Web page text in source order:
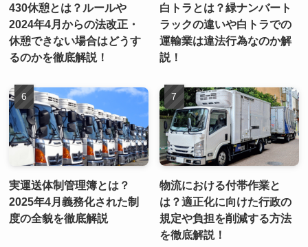
430休憩とは？ルールや
2024年4月からの法改正・
休憩できない場合はどうす
るのかを徹底解説！
白トラとは？緑ナンバート
ラックの違いや白トラでの
運輸業は違法行為なのか解
説！
実運送体制管理簿とは？
2025年4月義務化された制
度の全貌を徹底解説
物流における付帯作業と
は？適正化に向けた行政の
規定や負担を削減する方法
を徹底解説！